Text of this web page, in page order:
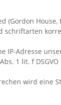
schriftarten
IP-Adresse
1 lit. f
wird eine